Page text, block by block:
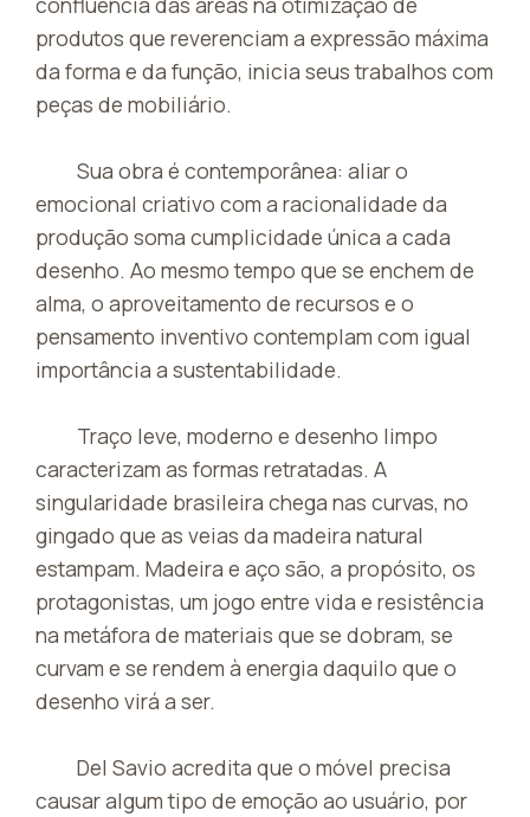
produtos que reverenciam a expressão máxima
da forma e da função, inicia seus trabalhos com
peças de mobiliário.
Sua obra é contemporânea: aliar o
emocional criativo com a racionalidade da
produção soma cumplicidade única a cada
desenho. Ao mesmo tempo que se enchem de
alma, o aproveitamento de recursos e o
pensamento inventivo contemplam com igual
importância a sustentabilidade.
Traço leve, moderno e desenho limpo
caracterizam as formas retratadas. A
singularidade brasileira chega nas curvas, no
gingado que as veias da madeira natural
estampam. Madeira e aço são, a propósito, os
protagonistas, um jogo entre vida e resistência
na metáfora de materiais que se dobram, se
curvam e se rendem à energia daquilo que o
desenho virá a ser.
Del Savio acredita que o móvel precisa
causar algum tipo de emoção ao usuário, por